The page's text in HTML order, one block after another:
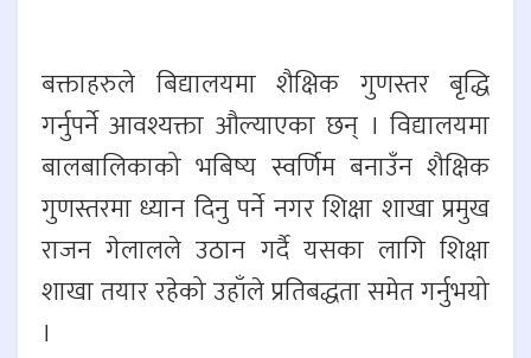
बक्ताहरुले बिद्यालयमा शैक्षिक गुणस्तर बृद्धि
गर्नुपर्ने आवश्यक्ता औल्याएका छन् । विद्यालयमा
बालबालिकाको भबिष्य स्वर्णिम बनाउँन शैक्षिक
गुणस्तरमा ध्यान दिनु पर्ने नगर शिक्षा शाखा प्रमुख
राजन गेलालले उठान गर्दै यसका लागि शिक्षा
शाखा तयार रहेको उहाँले प्रतिबद्धता समेत गर्नुभयो
।